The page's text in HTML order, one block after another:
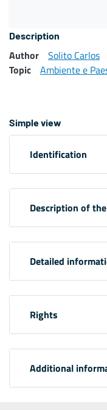
Description
Author
Solito Carlos
Topic
Ambiente e
Simple view
Identification
Description of
Detailed
Rights
Additional